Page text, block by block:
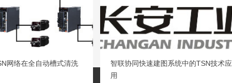
网络在全自动槽式清洗
智联协同快速建图系统中的TSN技术应
用